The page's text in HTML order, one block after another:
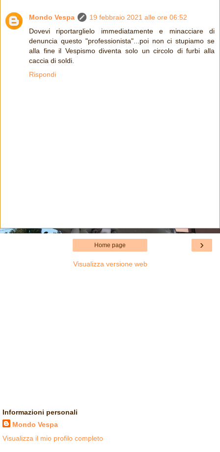
Mondo Vespa
19 febbraio 2021 alle ore 06:52
Dovevi riportarglielo immediatamente e minacciare di
denuncia questo "professionista"...poi non ci stupiamo se
alla fine il Vespismo diventa solo un circolo di furbi alla
caccia di soldi.
Rispondi
›
Home page
Visualizza versione web
Informazioni personali
Mondo Vespa
Visualizza il mio profilo completo